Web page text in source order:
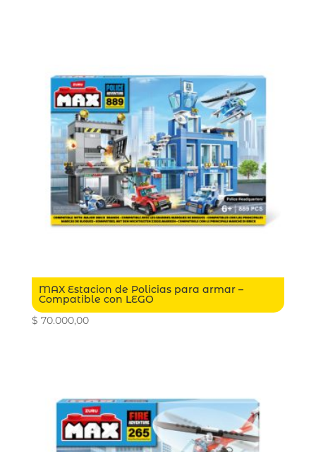
MAX Estacion de Policias para armar –
Compatible con LEGO
$ 70.000,00